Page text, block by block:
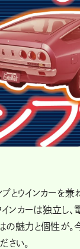
とウインカーを兼
ンカーは独立し、
の魅力と個性が。
さい。